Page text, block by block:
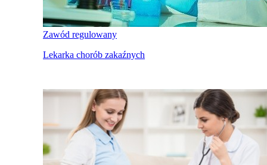
Zawód regulowany
Lekarka chorób zakaźnych